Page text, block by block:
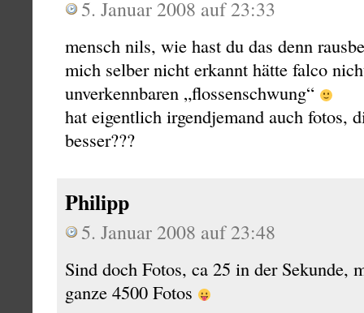
5. Januar 2008 auf 23:33
mensch nils, wie hast du das denn
mich selber nicht erkannt hätte falco
unverkennbaren „flossenschwung“
hat eigentlich irgendjemand auch fotos,
besser???
Philipp
5. Januar 2008 auf 23:48
Sind doch Fotos, ca 25 in der Sekunde,
ganze 4500 Fotos